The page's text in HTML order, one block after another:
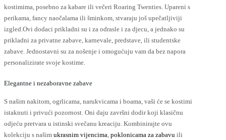
kostimima, posebno za kabare ili večeri Roaring Twenties. Upareni s
perikama, fancy naočalama ili šminkom, stvaraju još upečatljiviji
izgled.Ovi dodaci prikladni su i za odrasle i za djecu, a jednako su
prikladni za privatne zabave, karnevale, predstave, ili studentske
zabave. Jednostavni su za nošenje i omogućuju vam da bez napora
personalizirate svoje kostime.
Elegantne i nezaboravne zabave
S našim nakitom, ogrlicama, narukvicama i boama, vaši će se kostimi
istaknuti i privući pozornost. Oni daju završni dodir koji klasičnu
odjeću pretvara u istinski svečanu kreaciju. Kombinirajte ovu
kolekciju s našim ukrasnim vijencima poklonicama za zabavu ili